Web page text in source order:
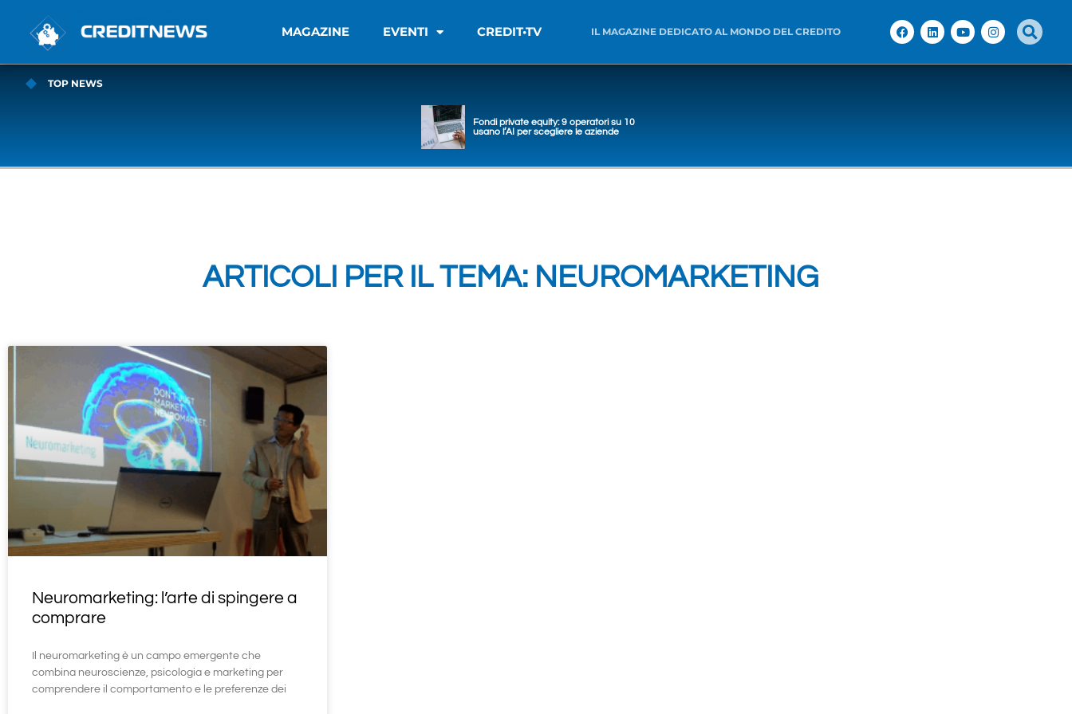
MAGAZINE EVENTI CREDIT•TV IL MAGAZINE DEDICATO AL MONDO DEL CREDITO
TOP NEWS
Fondi private equity: 9 operatori su 10
usano l’AI per scegliere le aziende
ARTICOLI PER IL TEMA: NEUROMARKETING
Neuromarketing: l’arte di spingere a
comprare
Il neuromarketing è un campo emergente che
combina neuroscienze, psicologia e marketing per
comprendere il comportamento e le preferenze dei